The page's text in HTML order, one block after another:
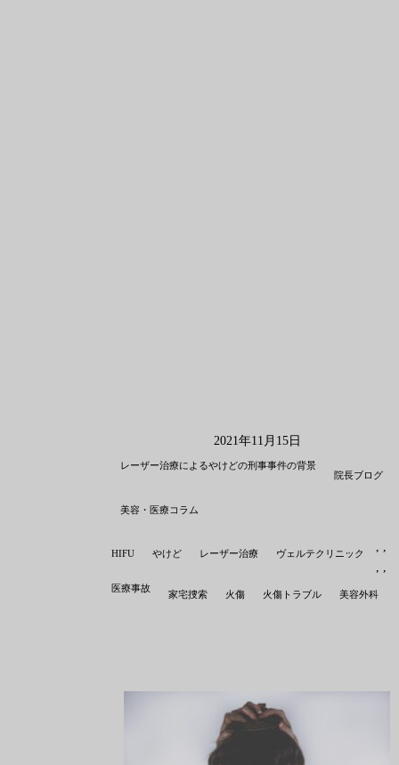
2021年11月15日
レーザー治療によるやけどの刑事事件の背景
院長ブログ
美容・医療コラム
HIFU ,
やけど ,
レーザー治療 ヴェルテクリニック
医療事故
,
家宅捜索
,
火傷 火傷トラブル 美容外科